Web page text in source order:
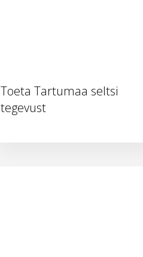
Toeta Tartumaa seltsi
tegevust